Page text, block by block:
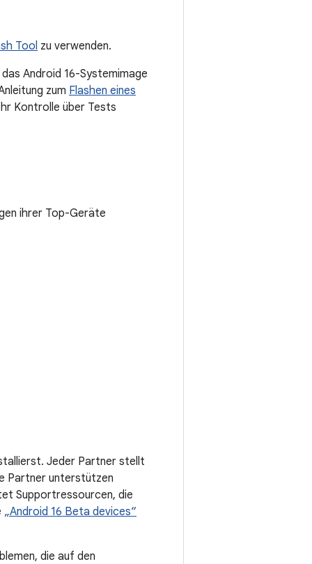
Tool zu verwenden.
Android 16-Systemimage
zum Flashen eines
Kontrolle über Tests
ihrer Top-Geräte
Jeder Partner stellt
Partner unterstützen
Supportressourcen, die
„Android 16 Beta devices“
die auf den